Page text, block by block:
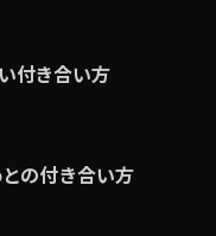
付き合い方
の付き合い方